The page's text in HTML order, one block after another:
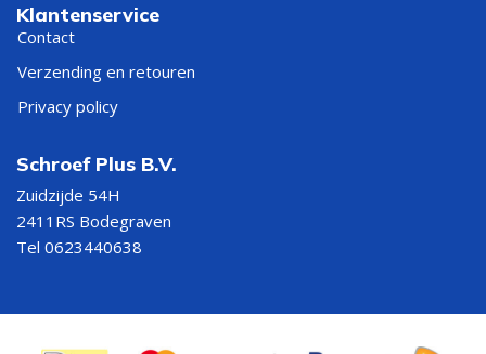
Klantenservice
Contact
Verzending en retouren
Privacy policy
Schroef Plus B.V.
Zuidzijde 54H
2411RS Bodegraven
Tel 0623440638